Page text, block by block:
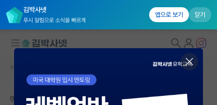
김박사넷
푸시 알림으로 소식을 빠르게
앱으로 보기 닫기
대학원생 모집
국내대학원 정보
커뮤니티 홈
막 대학원에 입학한 신입생들에게 주는 팁 아닌 팁